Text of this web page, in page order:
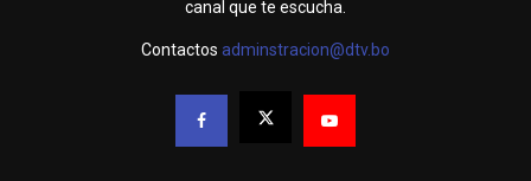
canal que te escucha.
Contactos adminstracion@dtv.bo